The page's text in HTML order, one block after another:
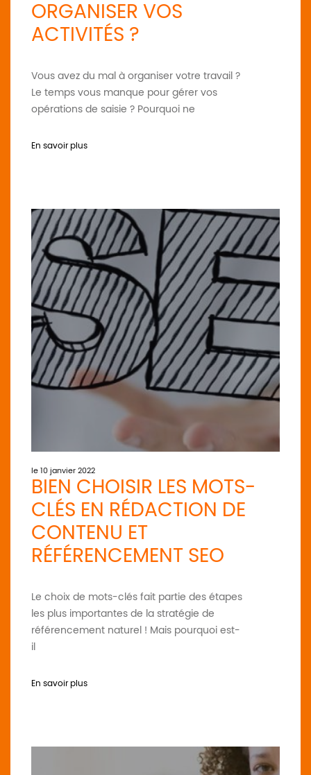
ORGANISER VOS
ACTIVITÉS ?
Vous avez du mal à organiser votre travail ?
Le temps vous manque pour gérer vos
opérations de saisie ? Pourquoi ne
En savoir plus
le 10 janvier 2022
BIEN CHOISIR LES MOTS-
CLÉS EN RÉDACTION DE
CONTENU ET
RÉFÉRENCEMENT SEO
Le choix de mots-clés fait partie des étapes
les plus importantes de la stratégie de
référencement naturel ! Mais pourquoi est-
il
En savoir plus